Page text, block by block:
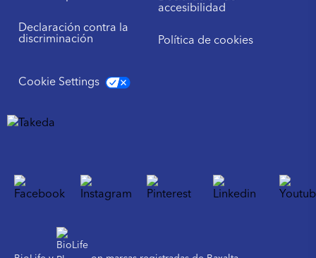
Declaración contra la
discriminación
accesibilidad
Política de cookies
Cookie Settings